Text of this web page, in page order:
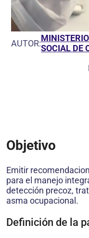
AUTOR:SOCIAL DE
Objetivo
Emitir
para el manejo
detección precoz,
asma ocupacional.
Definición de la